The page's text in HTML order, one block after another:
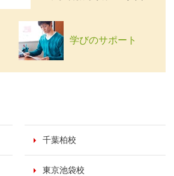
学びのサポート
千葉柏校
東京池袋校